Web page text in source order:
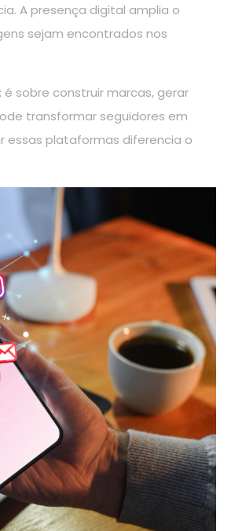
A presença digital amplia o
sejam encontrados nos
sobre construir marcas, gerar
transformar seguidores em
essas plataformas diferencia o